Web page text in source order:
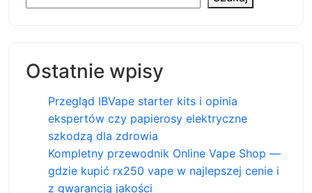
Ostatnie wpisy
Przegląd IBVape starter kits i opinia
ekspertów czy papierosy elektryczne
szkodzą dla zdrowia
Kompletny przewodnik Online Vape Shop —
gdzie kupić rx250 vape w najlepszej cenie i
z gwarancją jakości